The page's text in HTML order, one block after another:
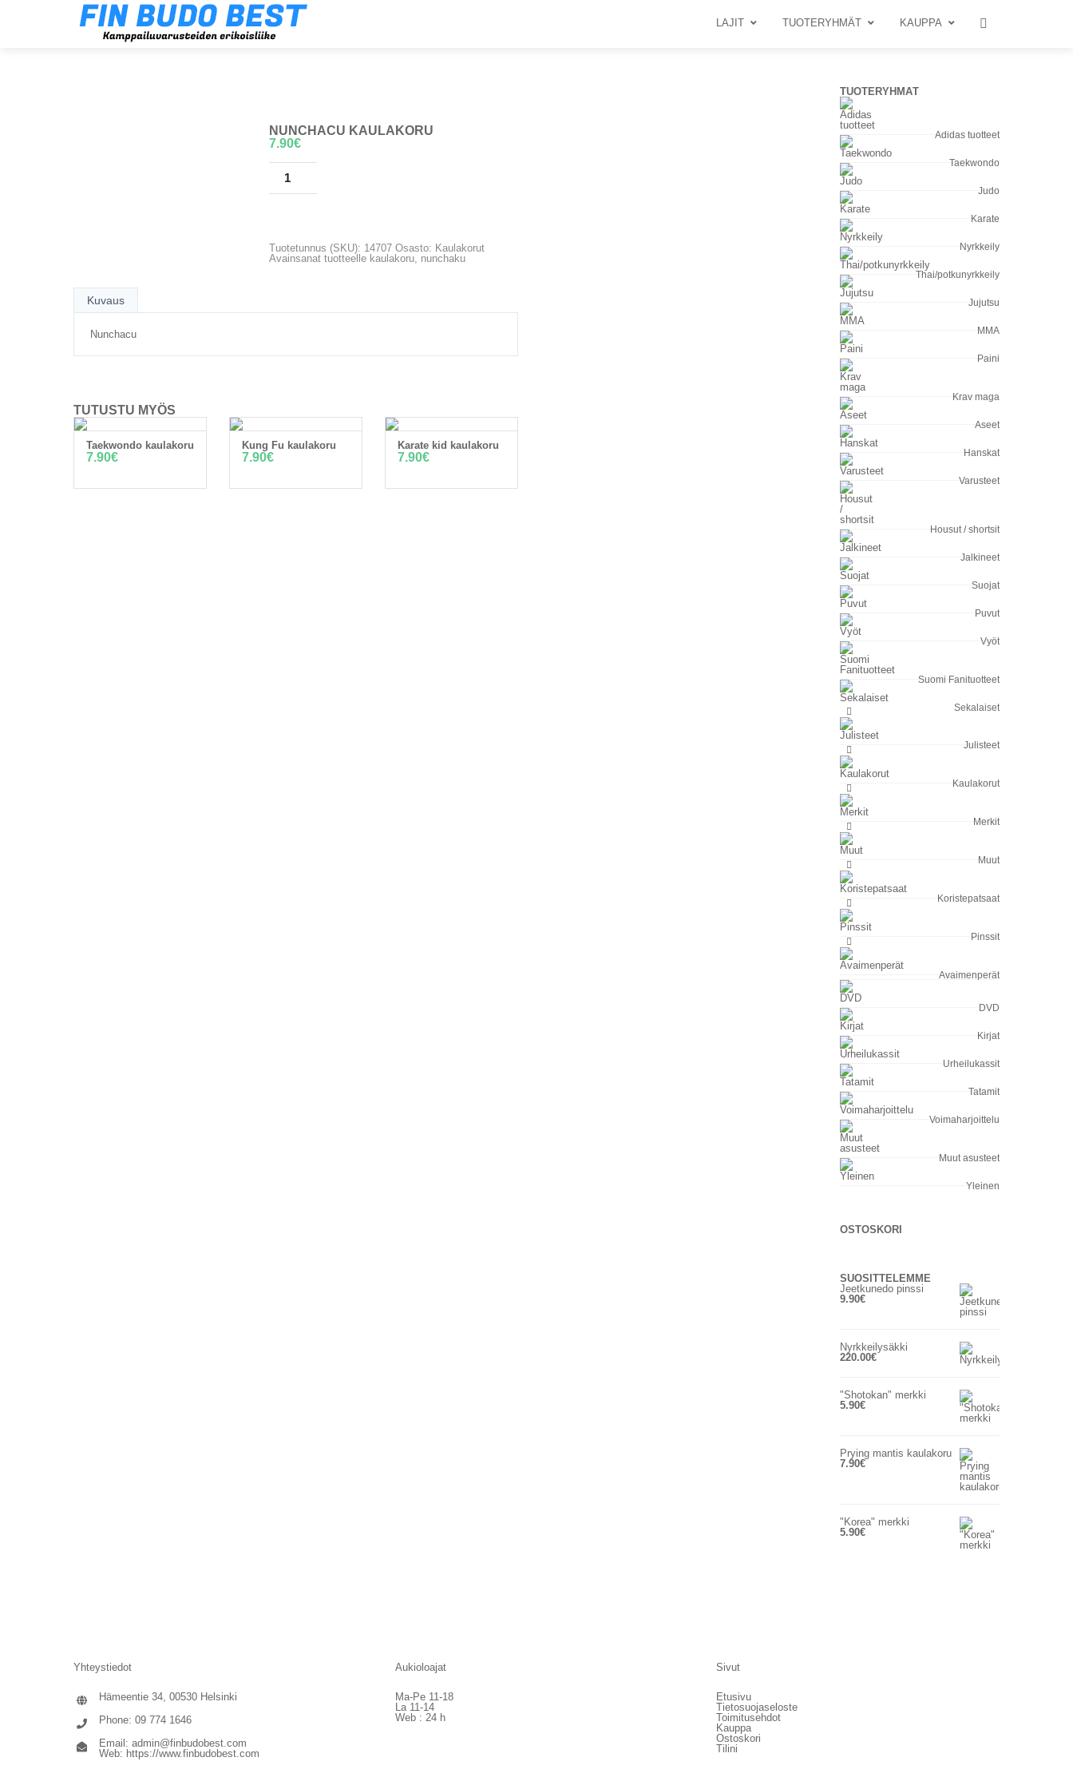
LAJIT TUOTERYHMÄT KAUPPA
NUNCHACU KAULAKORU
7.90€
Tuotetunnus (SKU): 14707 Osasto: Kaulakorut
Avainsanat tuotteelle kaulakoru, nunchaku
Kuvaus
Nunchacu
TUTUSTU MYÖS
LISÄÄ OSTOSKORIIN
Taekwondo kaulakoru
7.90€ LISÄÄ OSTOSKORIIN
Kung Fu kaulakoru
7.90€ LISÄÄ OSTOSKORIIN
Karate kid kaulakoru
7.90€
TUOTERYHMÄT
Adidas tuotteet
Taekwondo
Judo
Karate
Nyrkkeily
Thai/potkunyrkkeily
Jujutsu
MMA
Paini
Krav maga
Aseet
Hanskat
Varusteet
Housut / shortsit
Jalkineet
Suojat
Puvut
Vyöt
Suomi Fanituotteet
Sekalaiset
Julisteet
Kaulakorut
Merkit
Muut
Koristepatsaat
Pinssit
Avaimenperät
DVD
Kirjat
Urheilukassit
Tatamit
Voimaharjoittelu
Muut asusteet
Yleinen
OSTOSKORI
SUOSITTELEMME
Jeetkunedo pinssi
9.90€
Nyrkkeilysäkki
220.00€
"Shotokan" merkki
5.90€
Prying mantis kaulakoru
7.90€
"Korea" merkki
5.90€
Yhteystiedot
Hämeentie 34, 00530 Helsinki
Phone: 09 774 1646
Email: admin@finbudobest.com
Web: https://www.finbudobest.com
Aukioloajat
Ma-Pe 11-18
La 11-14
Web : 24 h
Sivut
Etusivu
Tietosuojaseloste
Toimitusehdot
Kauppa
Ostoskori
Tilini